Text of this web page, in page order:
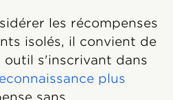
les récompenses
isolés, il convient de
outil s'inscrivant dans
plus